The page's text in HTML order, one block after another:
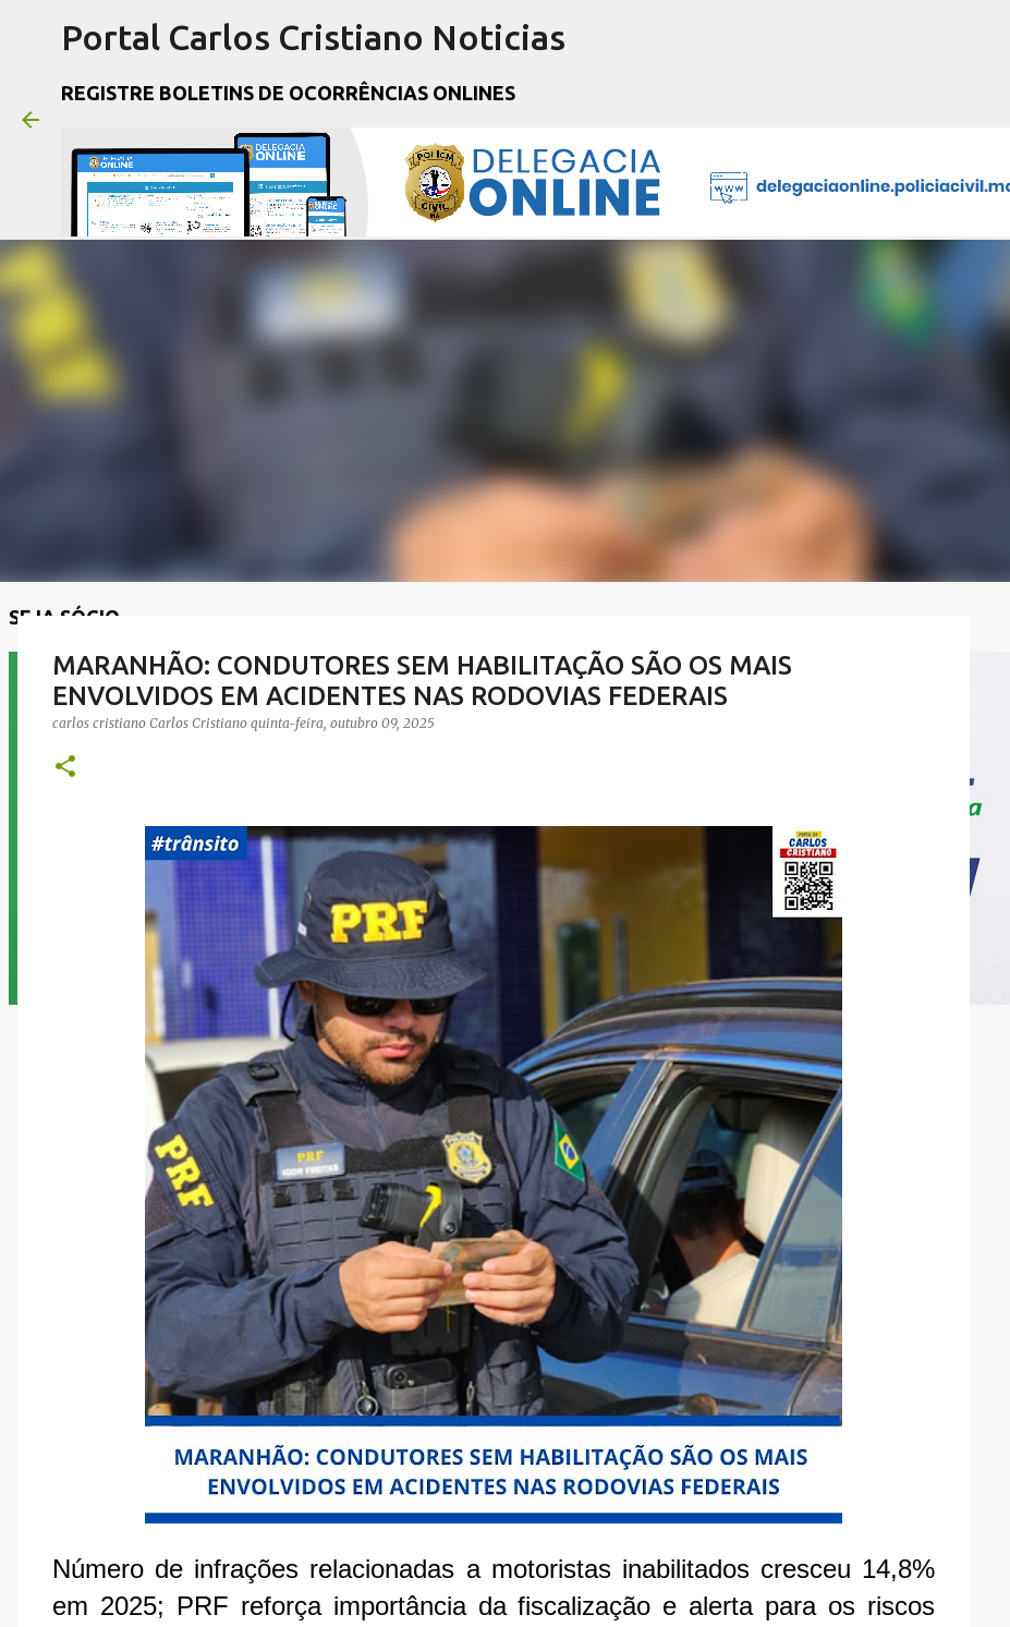
Portal Carlos Cristiano Noticias
REGISTRE BOLETINS DE OCORRÊNCIAS ONLINES
SEJA SÓCIO
MARANHÃO: CONDUTORES SEM HABILITAÇÃO SÃO OS MAIS
ENVOLVIDOS EM ACIDENTES NAS RODOVIAS FEDERAIS
carlos cristiano Carlos Cristiano quinta-feira, outubro 09, 2025
Número de infrações relacionadas a motoristas inabilitados cresceu 14,8%
em 2025; PRF reforça importância da fiscalização e alerta para os riscos